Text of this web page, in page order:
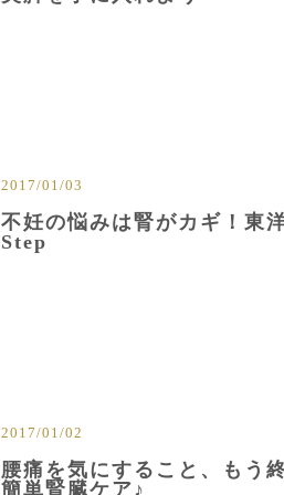
2017/01/03
不妊の悩みは腎がカギ！東
Step
2017/01/02
腰痛を気にすること、もう
簡単腎臓ケア♪